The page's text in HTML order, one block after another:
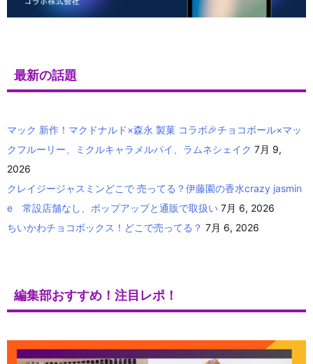
最新の話題
マック 新作！マクドナルド×森永 製菓 コラボ🎉チョコボール×マッ
クフルーリー、ミクルキャラメルパイ、ラムネシェイク 7月 9,
2026
クレイジージャスミンどこで 売ってる？伊藤園の香水crazy jasmin
e 常設店舗なし、ポップアップと通販で取扱い 7月 6, 2026
ちいかわチョコボックス！どこで売ってる？ 7月 6, 2026
編集部おすすめ！注目レポ！